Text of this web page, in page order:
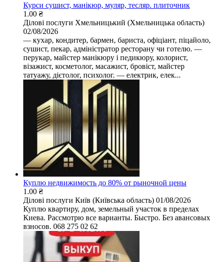
Курси сушист, манікюр, муляр, тесляр. плиточник
1.00 ₴
Ділові послуги Хмельницький (Хмельницька область)
02/08/2026
— кухар, кондитер, бармен, бариста, офіціант, піцайоло,
сушист, пекар, адміністратор ресторану чи готелю. —
перукар, майстер манікюру і педикюру, колорист,
візажист, косметолог, масажист, бровіст, майстер
татуажу, дієтолог, психолог. — електрик, елек...
Куплю недвижимость до 80% от рыночной цены
1.00 ₴
Ділові послуги Київ (Київська область) 01/08/2026
Куплю квартиру, дом, земельный участок в пределах
Киева. Рассмотрю все варианты. Быстро. Без авансовых
взносов. 068 275 02 62